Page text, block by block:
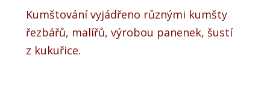
Kumštování vyjádřeno různými kumšty
řezbářů, malířů, výrobou panenek, šustí
z kukuřice.